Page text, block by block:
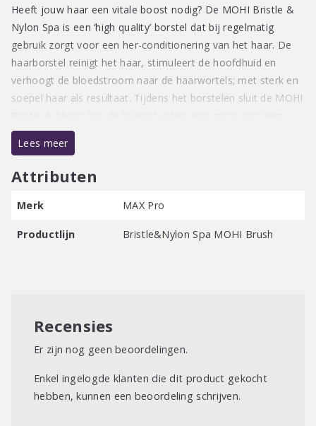
Heeft jouw haar een vitale boost nodig? De MOHI Bristle &
Nylon Spa is een ‘high quality’ borstel dat bij regelmatig
gebruik zorgt voor een her-conditionering van het haar. De
haarborstel reinigt het haar, stimuleert de hoofdhuid en
verhoogt de bloedstroom naar de haarwortels; met sterk en
soepel haar als resultaat. Tijdens het borstelen sluit de MOHI
mooie, gezonde en natuurlijke glans.
Verder is de MOHI Bristle & Nylon Spa borstel uitgerust met
ontklit en waarmee pluis & haarbreuk wordt voorkomen. Bij
haar.
Lees meer
Attributen
Merk MAX Pro
Productlijn Bristle&Nylon Spa MOHI Brush
Recensies
Er zijn nog geen beoordelingen.
Enkel ingelogde klanten die dit product gekocht
hebben, kunnen een beoordeling schrijven.